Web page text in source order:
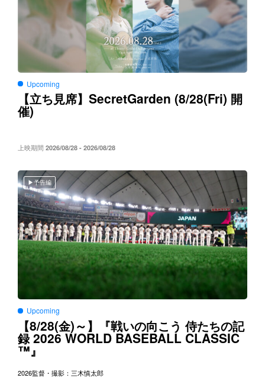
Upcoming
【立ち見席】 SecretGarden (8/28(Fri) 開
催)
上映期間 2026/08/28 - 2026/08/28
予告編
Upcoming
【8/28(金)～】『戦いの向こう 侍たちの記
録2026 WORLD BASEBALL CLASSIC
™』
2026監督・撮影：三木慎太郎